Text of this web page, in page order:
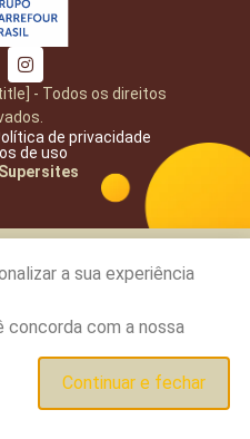
- Todos os direitos
de privacidade
de uso
Supersites
a sua experiência
concorda com a nossa
Continuar e fechar